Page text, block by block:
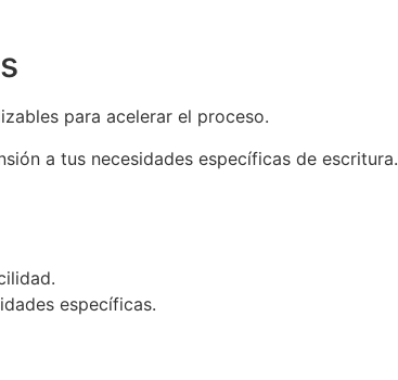
para acelerar el proceso.
a tus necesidades específicas de escritura.
específicas.